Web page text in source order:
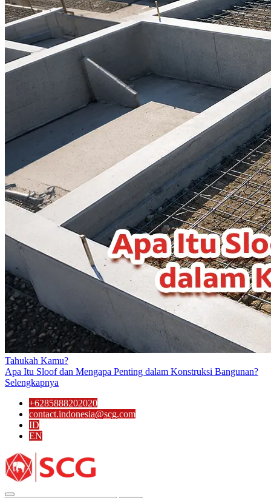
Tahukah Kamu?
Apa Itu Sloof dan Mengapa Penting dalam Konstruksi Bangunan?
Selengkapnya
+6285888202020
contact.indonesia@scg.com
ID
EN